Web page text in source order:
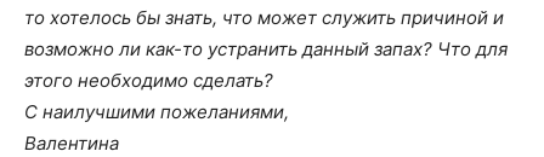
то хотелось бы знать, что может служить причиной и
возможно ли как-то устранить данный запах? Что для
этого необходимо сделать?
С наилучшими пожеланиями,
Валентина